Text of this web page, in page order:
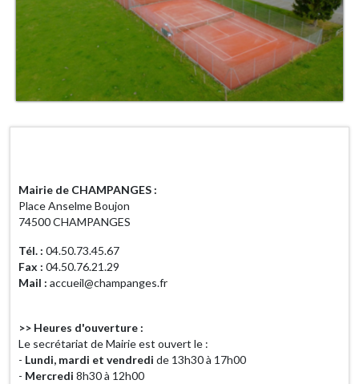
Mairie de CHAMPANGES :
Place Anselme Boujon
74500 CHAMPANGES
Tél. : 04.50.73.45.67
Fax : 04.50.76.21.29
Mail : accueil@champanges.fr
>> Heures d'ouverture :
Le secrétariat de Mairie est ouvert le :
- Lundi, mardi et vendredi de 13h30 à 17h00
- Mercredi 8h30 à 12h00